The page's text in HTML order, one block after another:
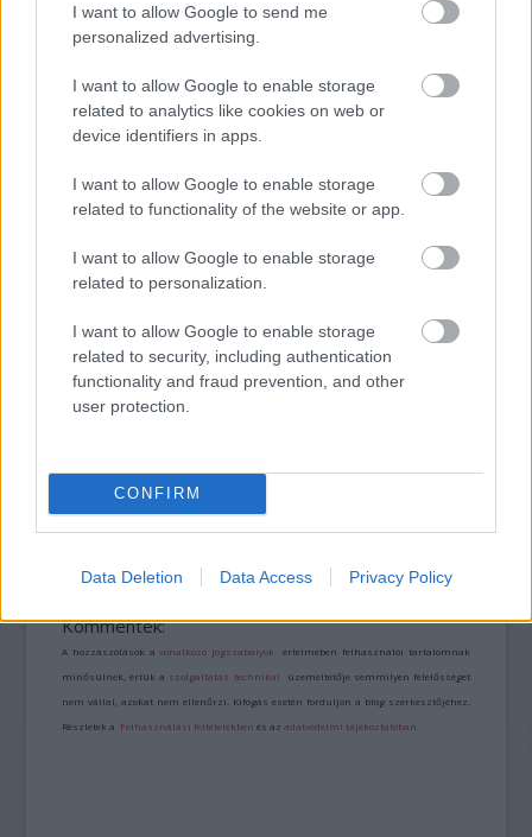
I want to allow Google to send me
personalized advertising.
I want to allow Google to enable storage
related to analytics like cookies on web or
device identifiers in apps.
I want to allow Google to enable storage
related to functionality of the website or app.
I want to allow Google to enable storage
related to personalization.
I want to allow Google to enable storage
related to security, including authentication
functionality and fraud prevention, and other
user protection.
CONFIRM
Data Deletion Data Access Privacy Policy
POGÁNY INDULÓ MEGHÓDÍTJA EURÓPÁT - JÖN
AZ EU RAP TOUR ’26
TORI AMOS: AZ „IN TIMES OF DRAGONS”
ALBUMÁVAL ÉRKEZIK MAGYARORSZÁGRA
AZ EMBERSÉG ÜNNEPE
A bejegyzés trackback címe:
Kommentek:
A hozzászólások avonatkozó jogszabályok értelmében felhasználói tartalomnak
minősülnek, értük a szolgáltatás technikai üzemeltetője semmilyen felelősséget
nem vállal, azokat nem ellenőrzi. Kifogás esetén forduljon a blog szerkesztőjéhez.
Részletek a Felhasználási feltételekben és azadatvédelmi tájékoztatóban